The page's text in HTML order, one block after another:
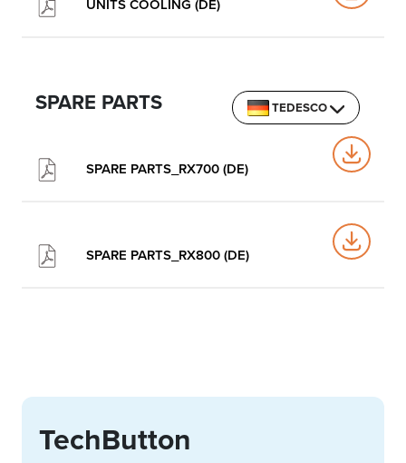
UNITS COOLING (DE)
SPARE PARTS TEDESCO
SPARE PARTS_RX700 (DE)
SPARE PARTS_RX800 (DE)
TechButton